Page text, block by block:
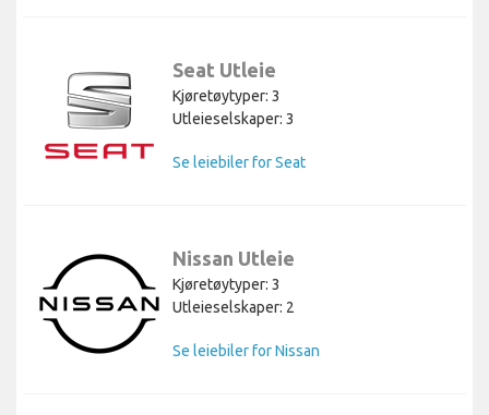
Seat Utleie
Kjøretøytyper: 3
Utleieselskaper: 3
Se leiebiler for Seat
Nissan Utleie
Kjøretøytyper: 3
Utleieselskaper: 2
Se leiebiler for Nissan